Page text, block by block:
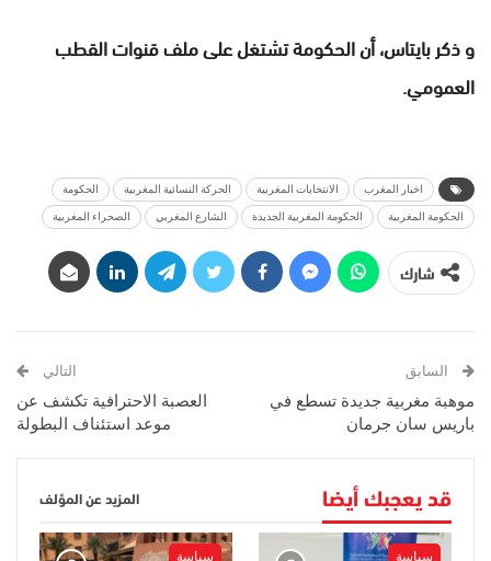
و ذكر بايتاس، أن الحكومة تشتغل على ملف قنوات القطب
العمومي.
اخبار المغرب الانتخابات المغربية الحركة النسائية المغربية الحكومة
الحكومة المغربية الحكومة المغربية الجديدة الشارع المغربي الصحراء المغربية
شارك
السابق
موهبة مغربية جديدة تسطع في
باريس سان جرمان
التالي
العصبة الاحترافية تكشف عن
موعد استئناف البطولة
قد يعجبك أيضا المزيد عن المؤلف
سياسة سياسة